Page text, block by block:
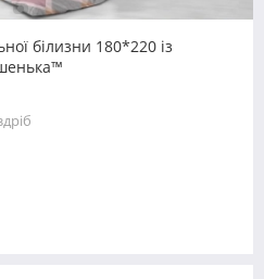
білизни 180*220 із